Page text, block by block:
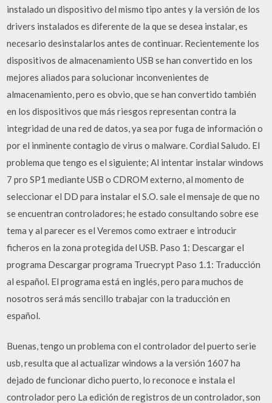
instalado un dispositivo del mismo tipo antes y la versión de los
drivers instalados es diferente de la que se desea instalar, es
necesario desinstalarlos antes de continuar. Recientemente los
dispositivos de almacenamiento USB se han convertido en los
mejores aliados para solucionar inconvenientes de
almacenamiento, pero es obvio, que se han convertido también
en los dispositivos que más riesgos representan contra la
integridad de una red de datos, ya sea por fuga de información o
por el inminente contagio de virus o malware. Cordial Saludo. El
problema que tengo es el siguiente; Al intentar instalar windows
7 pro SP1 mediante USB o CDROM externo, al momento de
seleccionar el DD para instalar el S.O. sale el mensaje de que no
se encuentran controladores; he estado consultando sobre ese
tema y al parecer es el Veremos como extraer e introducir
ficheros en la zona protegida del USB. Paso 1: Descargar el
programa Descargar programa Truecrypt Paso 1.1: Traducción
al español. El programa está en inglés, pero para muchos de
nosotros será más sencillo trabajar con la traducción en
español.
Buenas, tengo un problema con el controlador del puerto serie
usb, resulta que al actualizar windows a la versión 1607 ha
dejado de funcionar dicho puerto, lo reconoce e instala el
controlador pero La edición de registros de un controlador, son